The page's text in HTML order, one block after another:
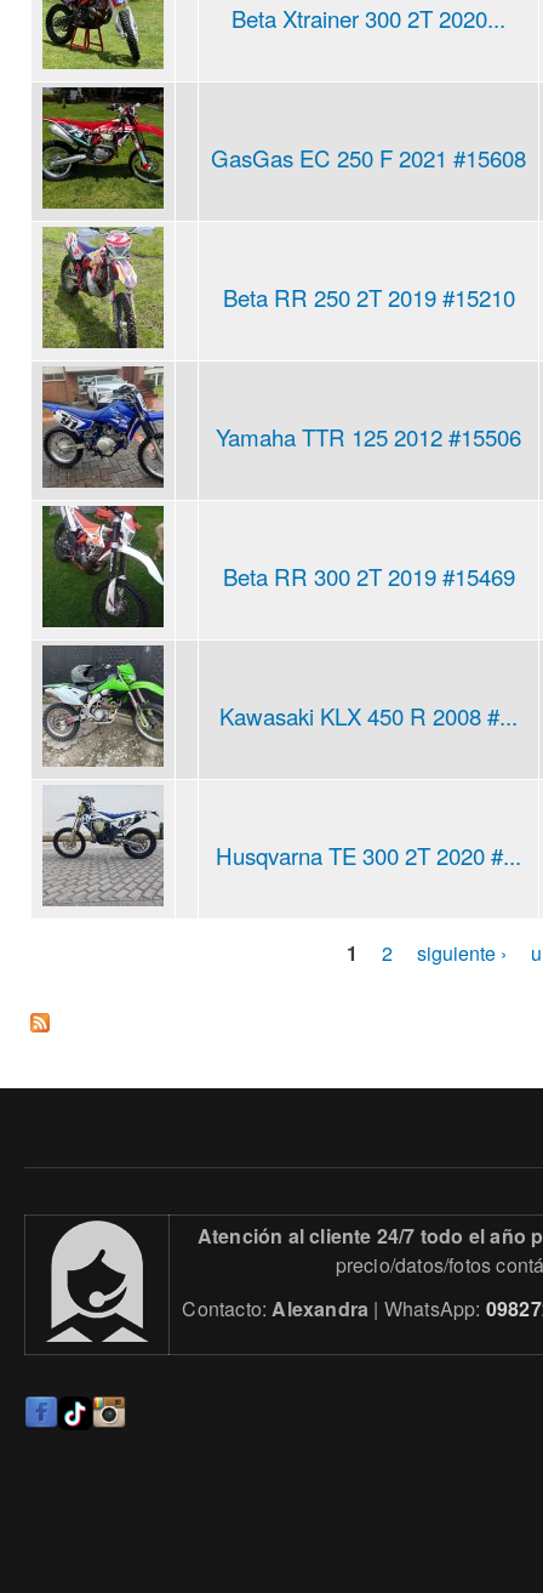
Beta Xtrainer 300 2T 2020...
GasGas EC 250 F 2021 #15608
Beta RR 250 2T 2019 #15210
Yamaha TTR 125 2012 #15506
Beta RR 300 2T 2019 #15469
Kawasaki KLX 450 R 2008 #...
Husqvarna TE 300 2T 2020 #...
1 2 siguiente ›
Atención al cliente 24/7 todo el año
precio/datos/fotos
Contacto:Alexandra | WhatsApp: